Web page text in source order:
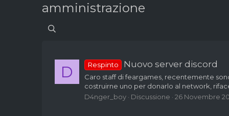
amministrazione
D Respinto Nuovo server discord
Caro staff di feargames, recentemente
costruirne uno per donarlo al network,
D4nger_boy
Discussione 26 Novembre